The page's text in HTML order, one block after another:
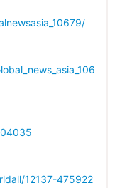
12137-475922